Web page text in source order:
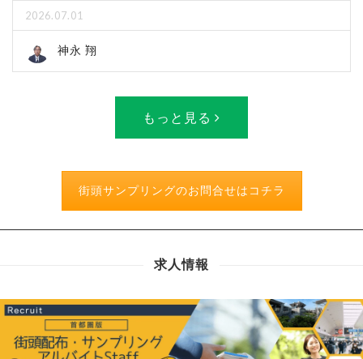
2026.07.01
神永 翔
もっと見る
街頭サンプリングのお問合せはコチラ
求人情報